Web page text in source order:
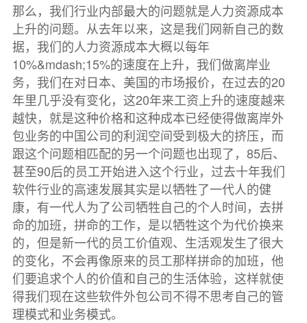
那么，我们行业内部最大的问题就是人力资源成本
上升的问题。从去年以来，这是我们网新自己的数
据，我们的人力资源成本大概以每年
10%&mdash;15%的速度在上升，我们做离岸业
务，我们在对日本、美国的市场报价，在过去的20
年里几乎没有变化，这20年来工资上升的速度越来
越快，就是这种价格和这种成本已经使得做离岸外
包业务的中国公司的利润空间受到极大的挤压，而
跟这个问题相匹配的另一个问题也出现了，85后、
甚至90后的员工开始进入这个行业，过去十年我们
软件行业的高速发展其实是以牺牲了一代人的健
康，有一代人为了公司牺牲自己的个人时间，去拼
命的加班，拼命的工作，是以牺牲这个为代价换来
的，但是新一代的员工价值观、生活观发生了很大
的变化，不会再像原来的员工那样拼命的加班，他
们要追求个人的价值和自己的生活体验，这样就使
得我们现在这些软件外包公司不得不思考自己的管
理模式和业务模式。